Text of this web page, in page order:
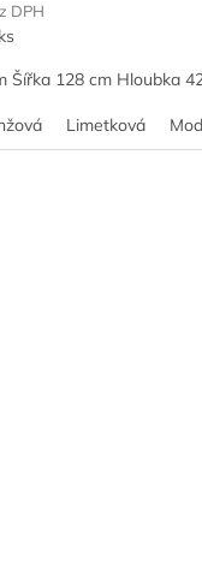
Šedá Jilm
Kalvados Borovice
DPH
Šířka 128 cm Hloubka
Limetková